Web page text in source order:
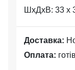
ШхДхВ: 33 x
Доставка:
Оплата: